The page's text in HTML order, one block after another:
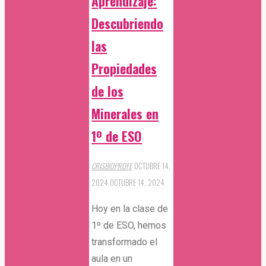
Descubriendo
las
Propiedades
de los
Minerales en
1º de ESO
CRISBIOPROFE OCTUBRE 14,
2024 OCTUBRE 14, 2024
Hoy en la clase de
1º de ESO, hemos
transformado el
aula en un